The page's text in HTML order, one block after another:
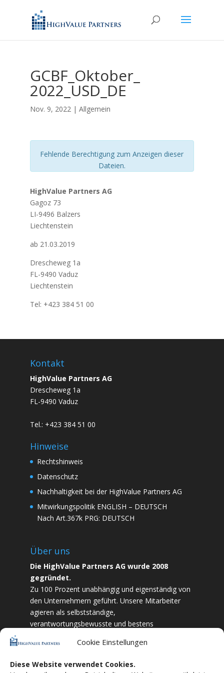
Cookie Einstellungen
Diese Website verwendet Cookies.
GCBF_Oktober_
2022_USD_DE
Nov. 9, 2022| Allgemein
Fehlende Berechtigung zum Anzeigen dieser
Dateien.
HighValue Partners AG
Gagoz 73
LI-9496 Balzers
Liechtenstein
ab 21.03.2019
Drescheweg 1a
FL-9490 Vaduz
Liechtenstein
Tel: +423 384 51 00
Kontakt
HighValue Partners AG
Drescheweg 1a
FL-9490 Vaduz
Tel.: +423 384 51 00
Hinweise
Rechtshinweis
Datenschutz
Nachhaltigkeit bei der HighValue Partners AG
Mitwirkungspolitik ENGLISH – DEUTSCH
Nach Art.367k PRG: DEUTSCH
Über uns
Die HighValue Partners AG wurde 2008
gegründet.
Zu 100 Prozent unabhängig und eigenständig von
den Unternehmern geführt. Unsere Mitarbeiter
agieren als selbstständige,
verantwortungsbewusste und bestens
und Zielstrebigkeit sind wir bestrebt das